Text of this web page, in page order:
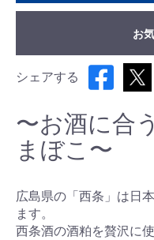
お
シェアする
〜お酒に合
まぼこ〜
広島県の「西条」は日
ます。
西条酒の酒粕を贅沢に